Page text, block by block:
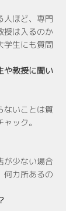
人ほど、専門
授は入るのか
学生にも質問
や教授に聞い
ないことは質
ック。
が少ない場合
何カ所あるの